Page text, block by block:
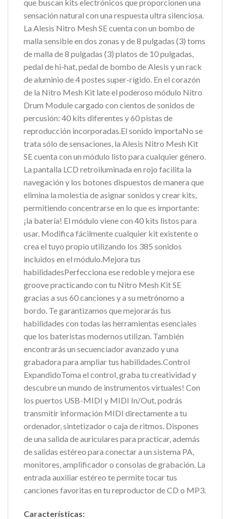
que buscan kits electrónicos que proporcionen una
sensación natural con una respuesta ultra silenciosa.
La Alesis Nitro Mesh SE cuenta con un bombo de
malla sensible en dos zonas y de 8 pulgadas (3) toms
de malla de 8 pulgadas (3) platos de 10 pulgadas,
pedal de hi-hat, pedal de bombo de Alesis y un rack
de aluminio de 4 postes super-rígido. En el corazón
de la Nitro Mesh Kit late el poderoso módulo Nitro
Drum Module cargado con cientos de sonidos de
percusión: 40 kits diferentes y 60 pistas de
reproducción incorporadas.El sonido importaNo se
trata sólo de sensaciones, la Alesis Nitro Mesh Kit
SE cuenta con un módulo listo para cualquier género.
La pantalla LCD retroiluminada en rojo facilita la
navegación y los botones dispuestos de manera que
elimina la molestia de asignar sonidos y crear kits,
permitiendo concentrarse en lo que es importante:
¡la batería! El módulo viene con 40 kits listos para
usar. Modifica fácilmente cualquier kit existente o
crea el tuyo propio utilizando los 385 sonidos
incluidos en el módulo.Mejora tus
habilidadesPerfecciona ese redoble y mejora ese
groove practicando con tu Nitro Mesh Kit SE
gracias a sus 60 canciones y a su metrónomo a
bordo. Te garantizamos que mejorarás tus
habilidades con todas las herramientas esenciales
que los bateristas modernos utilizan. También
encontrarás un secuenciador avanzado y una
grabadora para ampliar tus habilidades.Control
ExpandidoToma el control, graba tu creatividad y
descubre un mundo de instrumentos virtuales! Con
los puertos USB-MIDI y MIDI In/Out, podrás
transmitir información MIDI directamente a tu
ordenador, sintetizador o caja de ritmos. Dispones
de una salida de auriculares para practicar, además
de salidas estéreo para conectar a un sistema PA,
monitores, amplificador o consolas de grabación. La
entrada auxiliar estéreo te permite tocar tus
canciones favoritas en tu reproductor de CD o MP3.
Características: